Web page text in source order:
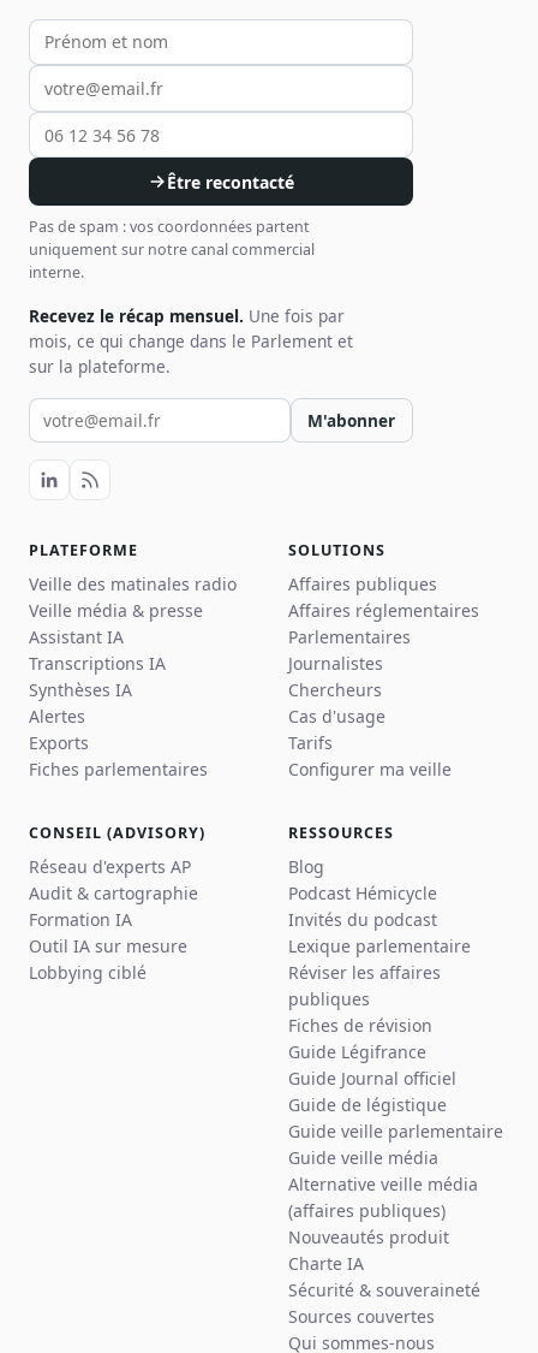
Votre prénom et nom
Votre email
Votre téléphone
Être recontacté
Pas de spam : vos coordonnées partent
uniquement sur notre canal commercial
interne.
Recevez le récap mensuel. Une fois par
mois, ce qui change dans le Parlement et
sur la plateforme.
Votre email pour la newsletter
M'abonner
PLATEFORME
Veille des matinales radio
Veille média & presse
Assistant IA
Transcriptions IA
Synthèses IA
Alertes
Exports
Fiches parlementaires
SOLUTIONS
Affaires publiques
Affaires réglementaires
Parlementaires
Journalistes
Chercheurs
Cas d'usage
Tarifs
Configurer ma veille
CONSEIL (ADVISORY)
Réseau d'experts AP
Audit & cartographie
Formation IA
Outil IA sur mesure
Lobbying ciblé
RESSOURCES
Blog
Podcast Hémicycle
Invités du podcast
Lexique parlementaire
Réviser les affaires
publiques
Fiches de révision
Guide Légifrance
Guide Journal officiel
Guide de légistique
Guide veille parlementaire
Guide veille média
Alternative veille média
(affaires publiques)
Nouveautés produit
Charte IA
Sécurité & souveraineté
Sources couvertes
Qui sommes-nous